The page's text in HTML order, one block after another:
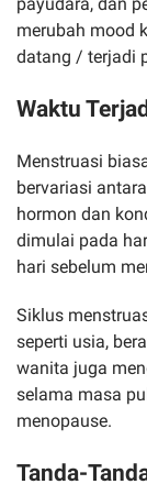
payudara, dan
merubah mood
datang / terjadi
Waktu
Menstruasi
bervariasi
hormon dan
dimulai pada
hari sebelum
Siklus
seperti usia,
wanita juga
selama masa
menopause.
Tanda-